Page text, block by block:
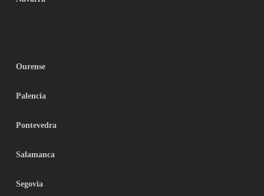
Ourense
Palencia
Pontevedra
Salamanca
Segovia